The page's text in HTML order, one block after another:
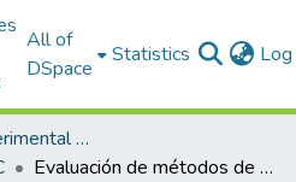
All of
DSpace
Statistics
1.- Estación Experimental Santa Catalina
Evaluación de métodos de multiplicación, obtención y almacenamiento de dos cepas de virus entomopatógenos de Tecia solanivora